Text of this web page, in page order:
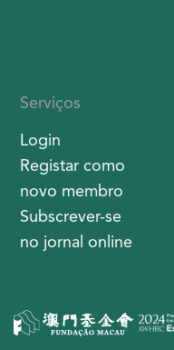
Serviços
Login
Registar como
novo membro
Subscrever-se
no jornal online